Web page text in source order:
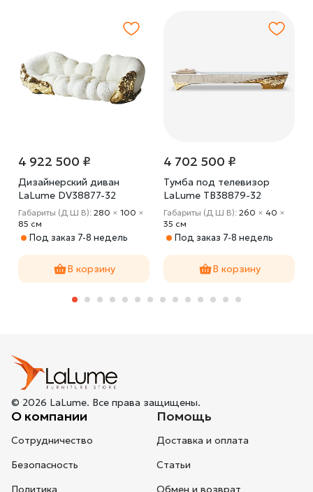
4 922 500 ₽
Дизайнерский диван
LaLume DV38877-32
Габариты (Д Ш В): 280 × 100 ×
85 cм
Под заказ 7-8 недель
В корзину
4 702 500 ₽
Тумба под телевизор
LaLume TB38879-32
Габариты (Д Ш В): 260 × 40 ×
35 cм
Под заказ 7-8 недель
В корзину
© 2026 LaLume. Все права защищены.
О компании
Сотрудничество
Безопасность
Политика
Помощь
Доставка и оплата
Статьи
Обмен и возврат